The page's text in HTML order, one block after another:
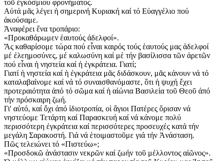
τοῦ ἐγκόσμιου φρονήματος.
Αὐτά μᾶς λέγει ἡ σημερινή Κυριακή καί τό Εὐαγγέλιο πού
ἀκούσαμε.
Ἀναφέρει ἕνα τροπάριο:
«Προκαθάρωμεν ἑαυτούς ἀδελφοί».
Ἄς καθαρίσομε τώρα πού εἶναι καιρός τούς ἑαυτούς μας ἀδελφοί
μέ ἐλεημοσύνες, μέ καλωσύνη καί μέ τήν βασίλισσα τῶν ἀρετῶν
πού εἶναι ἡ νηστεία καί ἡ ἐγκράτεια. Γιατί;
Γιατί ἡ νηστεία καί ἡ ἐγκράτεια μᾶς διδάσκουν, μᾶς κάνουν νά τό
καταλαβαίνομε καί νά τό συναισθανόμαστε, ὅτι ἡ ψυχή ἔχει
προτεραιότητα ἀπό τό σῶμα καί ἡ αἰώνια Βασιλεία τοῦ Θεοῦ ἀπό
τήν πρόσκαιρη ζωή.
Γι' αὐτό, καί ὄχι ἀπό ἰδιοτροπία, οἱ ἅγιοι Πατέρες ὅρισαν νά
νηστεύομε Τετάρτη καί Παρασκευή καί νά κάνομε πολύ
περισσότερη ἐγκράτεια καί περισσότερες προσευχές κατά τήν
μεγάλη Σαρακοστή. Γιά νά ἑτοιμαστοῦμε γιά τήν Ἀνάσταση.
Πῶς τελειώνει τό «Πιστεύω»;
«Προσδοκῶ ἀνάστασιν νεκρῶν καί ζωήν τοῦ μέλλοντος αἰῶνος».